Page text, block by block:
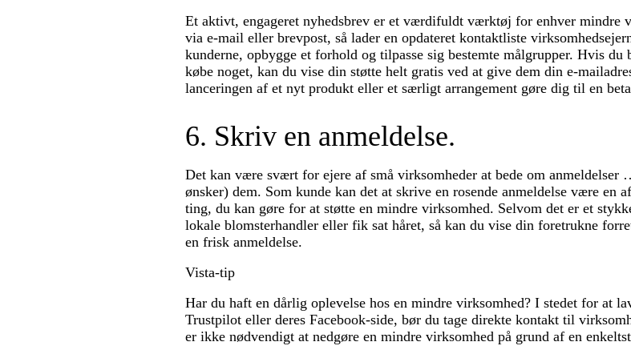
Et aktivt, engageret nyhedsbrev er et værdifuldt værktøj for enhver mindre
via e-mail eller brevpost, så lader en opdateret kontaktliste
kunderne, opbygge et forhold og tilpasse sig bestemte målgrupper. Hvis du
købe noget, kan du vise din støtte helt gratis ved at give dem din e-
lanceringen af et nyt produkt eller et særligt arrangement gøre dig til en
6. Skriv en anmeldelse.
Det kan være svært for ejere af små virksomheder at bede om anmeldelser
ønsker) dem. Som kunde kan det at skrive en rosende anmeldelse være en
ting, du kan gøre for at støtte en mindre virksomhed. Selvom det er et
lokale blomsterhandler eller fik sat håret, så kan du vise din foretrukne
en frisk anmeldelse.
Vista-tip
Har du haft en dårlig oplevelse hos en mindre virksomhed? I stedet for at
Trustpilot eller deres Facebook-side, bør du tage direkte kontakt til
er ikke nødvendigt at nedgøre en mindre virksomhed på grund af en